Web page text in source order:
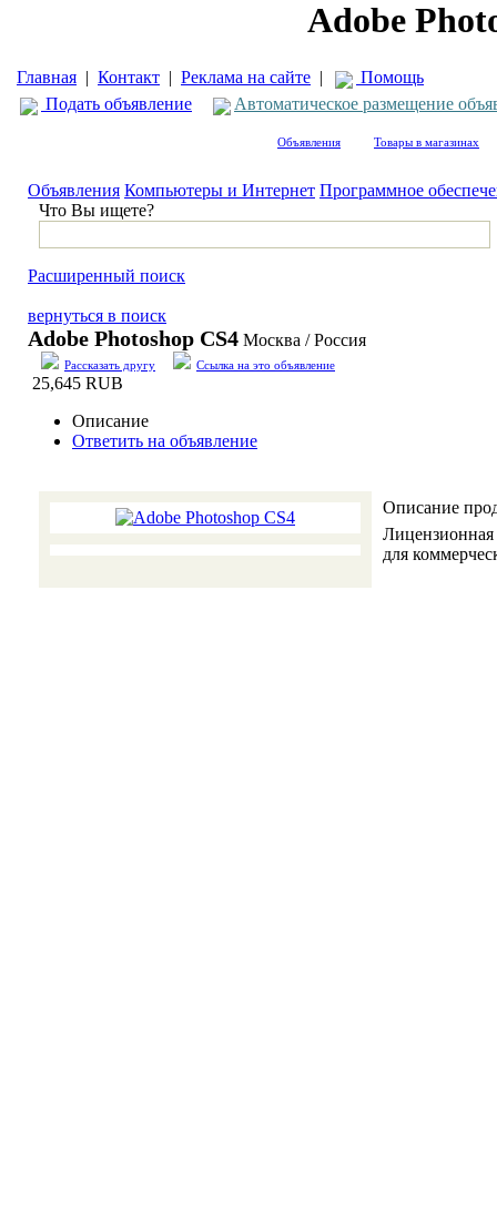
Adobe
Главная | Контакт | Реклама на сайте |
Помощь
Подать объявление
Автоматическое размещение
Объявления Товары в магазинах
Объявления Компьютеры и Интернет Программное
Что Вы ищете?
Расширенный поиск
вернуться в поиск
Adobe Photoshop CS4 Москва / Россия
Рассказать другу Ссылка на это объявление
25,645 RUB
Описание
Ответить на объявление
Описание
Лицензионная
для